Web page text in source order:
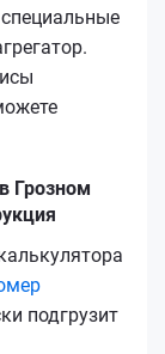
Грозном
подгрузит